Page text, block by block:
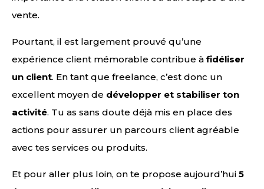
vente.
Pourtant, il est largement prouvé qu’une
expérience client mémorable contribue à fidéliser
un client. En tant que freelance, c’est donc un
excellent moyen de développer et stabiliser ton
activité. Tu as sans doute déjà mis en place des
actions pour assurer un parcours client agréable
avec tes services ou produits.
Et pour aller plus loin, on te propose aujourd’hui 5